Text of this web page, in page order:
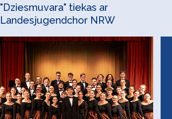
"Dziesmuvara" tiekas ar
Landesjugendchor NRW